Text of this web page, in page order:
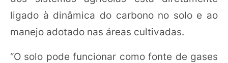
ligado à dinâmica do carbono no solo e ao
manejo adotado nas áreas cultivadas.
“O solo pode funcionar como fonte de gases